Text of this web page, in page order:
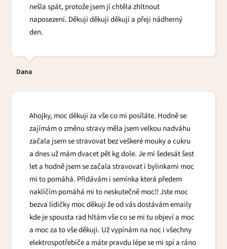
nešla spát, protože jsem jí chtěla zhltnout
naposezení. Děkuji děkuji děkuji a přeji nádherný
den.
Dana
Ahojky, moc děkuji za vše co mi posíláte. Hodně se
zajímám o změnu stravy měla jsem velkou nadváhu
začala jsem se stravovat bez veškeré mouky a cukru
a dnes už mám dvacet pět kg dole. Je mi šedesát šest
let a hodně jsem se začala stravovat i bylinkami moc
mi to pomáhá. Přidávám i semínka která předem
naklíčím pomáhá mi to neskutečně moc!! Jste moc
bezva lidičky moc děkuji že od vás dostávám emaily
kde je spousta rad hltám vše co se mi tu objeví a moc
a moc za to vše děkuji. Už vypínám na noc i všechny
elektrospotřebiče a máte pravdu lépe se mi spí a ráno